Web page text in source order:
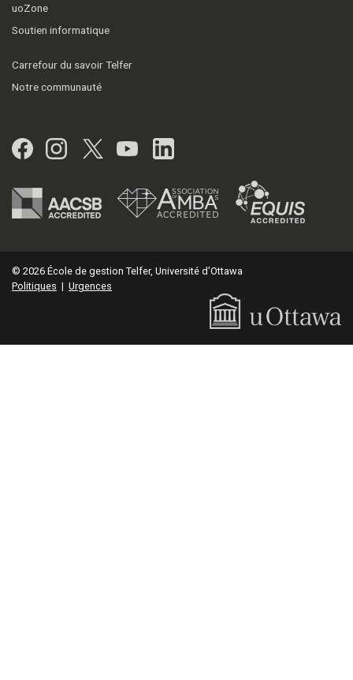
uoZone
Soutien informatique
Carrefour du savoir Telfer
Notre communauté
Facebook
Instagram
Twitter
YouTubeLinkedIn
© 2026 École de gestion Telfer, Université d'Ottawa
Politiques | Urgences